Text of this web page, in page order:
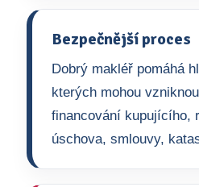
Bezpečnější proces
Dobrý makléř pomáhá
kterých mohou
financování kupujícího,
úschova, smlouvy,